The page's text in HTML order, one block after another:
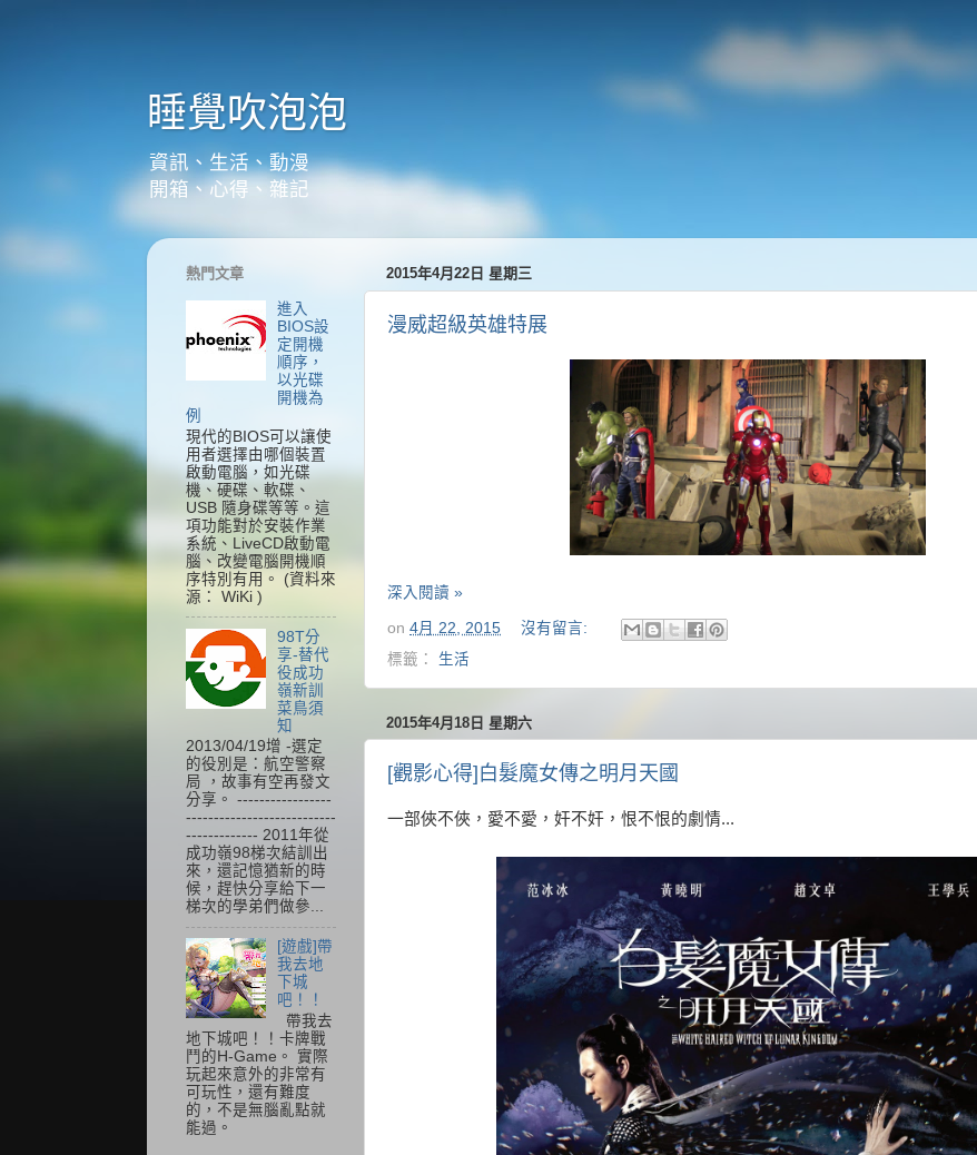
睡覺吹泡泡
資訊、生活、動漫
開箱、心得、雜記
2015年4月22日 星期三
漫威超級英雄特展
深入閱讀 »
on 4月 22, 2015
沒有留言:
標籤： 生活
2015年4月18日 星期六
[觀影心得]白髮魔女傳之明月天國
一部俠不俠，愛不愛，奸不奸，恨不恨的劇情...
熱門文章
進入
BIOS設
定開機
順序，
以光碟
開機為
例
現代的BIOS可以讓使
用者選擇由哪個裝置
啟動電腦，如光碟
機、硬碟、軟碟、
USB 隨身碟等等。這
項功能對於安裝作業
系統、LiveCD啟動電
腦、改變電腦開機順
序特別有用。 (資料來
源： WiKi )
98T分
享-替代
役成功
嶺新訓
菜鳥須
知
2013/04/19增 -選定
的役別是：航空警察
局 ，故事有空再發文
分享。 -----------------
---------------------------
------------- 2011年從
成功嶺98梯次結訓出
來，還記憶猶新的時
候，趕快分享給下一
梯次的學弟們做參...
[遊戲]帶
我去地
下城
吧！！
帶我去
地下城吧！！卡牌戰
鬥的H-Game。 實際
玩起來意外的非常有
可玩性，還有難度
的，不是無腦亂點就
能過。